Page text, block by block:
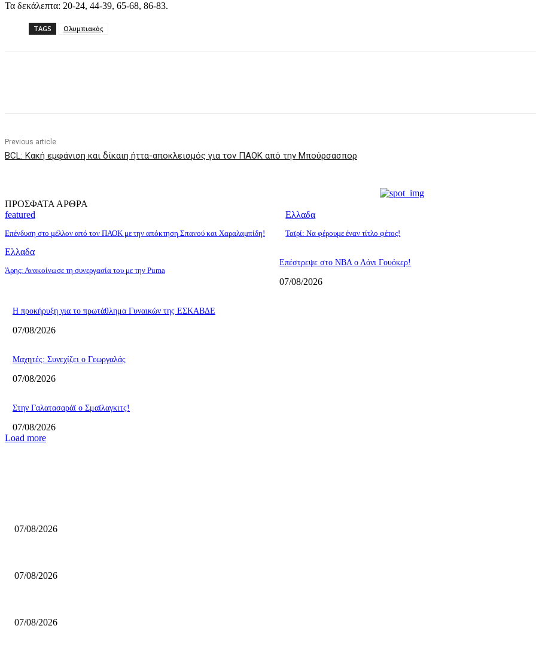
Τα δεκάλεπτα: 20-24, 44-39, 65-68, 86-83.
TAGS Ολυμπιακός
Previous article
BCL: Κακή εμφάνιση και δίκαιη ήττα-αποκλεισμός για τον ΠΑΟΚ από την Μπούρσασπορ
ΠΡΟΣΦΑΤΑ ΑΡΘΡΑ
featured
Επένδυση στο μέλλον από τον ΠΑΟΚ με την απόκτηση Σπανού και Χαραλαμπίδη!
Ελλαδα
Ταϊρί: Να φέρουμε έναν τίτλο φέτος!
Ελλαδα
Άρης: Ανακοίνωσε τη συνεργασία του με την Puma
Επέστρεψε στο ΝΒΑ ο Λόνι Γουόκερ!
07/08/2026
Η προκήρυξη για το πρωτάθλημα Γυναικών της ΕΣΚΑΒΔΕ
07/08/2026
Mαχητές: Συνεχίζει ο Γεωργαλάς
07/08/2026
Στην Γαλατασαράϊ ο Σμαϊλαγκιτς!
07/08/2026
Load more
07/08/2026
07/08/2026
07/08/2026